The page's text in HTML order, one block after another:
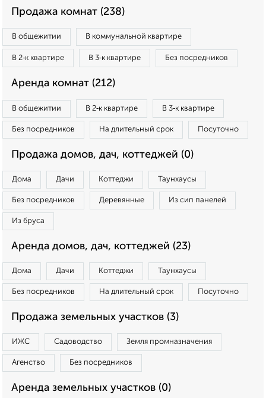
Продажа комнат (238)
В общежитии В коммунальной квартире
В 2‑к квартире В 3‑к квартире Без посредников
Аренда комнат (212)
В общежитии В 2‑к квартире В 3‑к квартире
Без посредников На длительный срок Посуточно
Продажа домов, дач, коттеджей (0)
Дома Дачи Коттеджи Таунхаусы
Без посредников Деревянные Из сип панелей
Из бруса
Аренда домов, дач, коттеджей (23)
Дома Дачи Коттеджи Таунхаусы
Без посредников На длительный срок Посуточно
Продажа земельных участков (3)
ИЖС Садоводство Земля промназначения
Агенство Без посредников
Аренда земельных участков (0)